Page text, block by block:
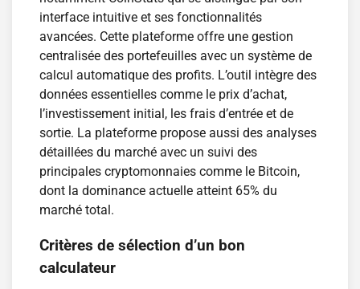
interface intuitive et ses fonctionnalités
avancées. Cette plateforme offre une gestion
centralisée des portefeuilles avec un système de
calcul automatique des profits. L’outil intègre des
données essentielles comme le prix d’achat,
l’investissement initial, les frais d’entrée et de
sortie. La plateforme propose aussi des analyses
détaillées du marché avec un suivi des
principales cryptomonnaies comme le Bitcoin,
dont la dominance actuelle atteint 65% du
marché total.
Critères de sélection d’un bon
calculateur